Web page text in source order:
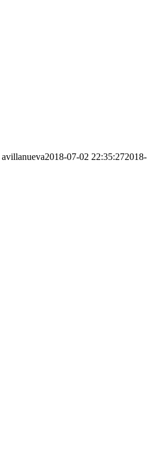
avillanueva2018-07-02 22:35:272018-